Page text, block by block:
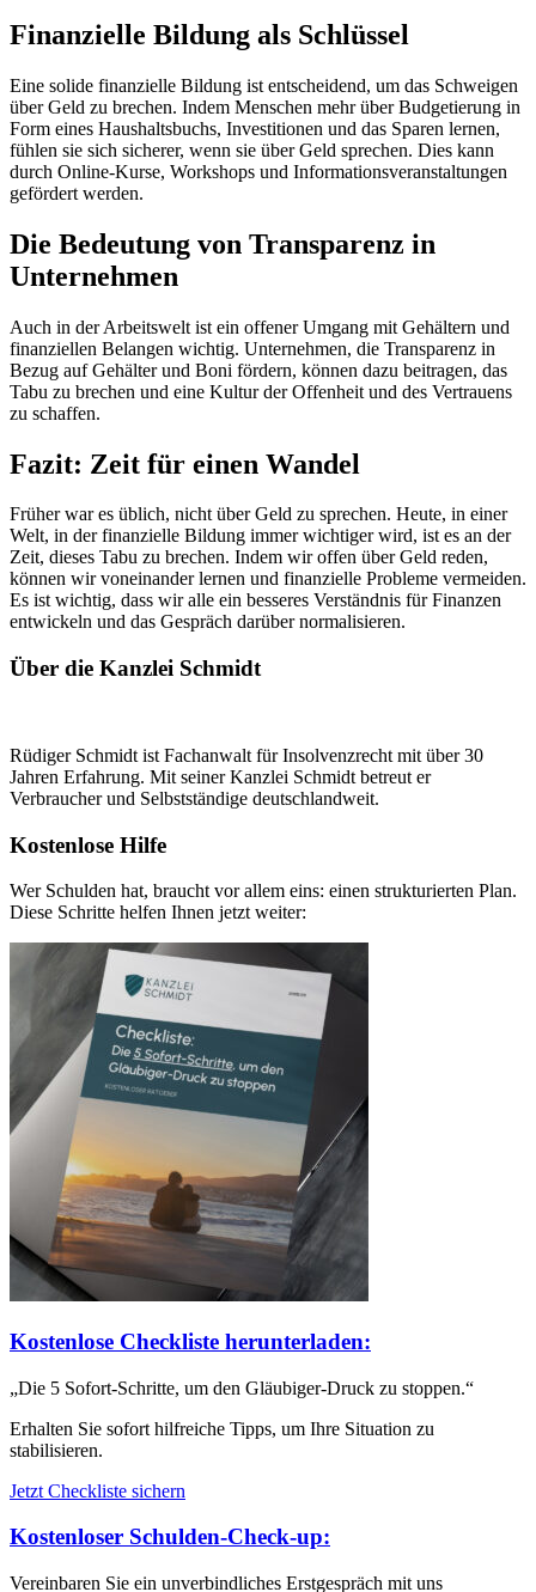
Finanzielle Bildung als Schlüssel
Eine solide finanzielle Bildung ist entscheidend, um das Schweigen
über Geld zu brechen. Indem Menschen mehr über Budgetierung in
Form eines Haushaltsbuchs, Investitionen und das Sparen lernen,
fühlen sie sich sicherer, wenn sie über Geld sprechen. Dies kann
durch Online-Kurse, Workshops und Informationsveranstaltungen
gefördert werden.
Die Bedeutung von Transparenz in
Unternehmen
Auch in der Arbeitswelt ist ein offener Umgang mit Gehältern und
finanziellen Belangen wichtig. Unternehmen, die Transparenz in
Bezug auf Gehälter und Boni fördern, können dazu beitragen, das
Tabu zu brechen und eine Kultur der Offenheit und des Vertrauens
zu schaffen.
Fazit: Zeit für einen Wandel
Früher war es üblich, nicht über Geld zu sprechen. Heute, in einer
Welt, in der finanzielle Bildung immer wichtiger wird, ist es an der
Zeit, dieses Tabu zu brechen. Indem wir offen über Geld reden,
können wir voneinander lernen und finanzielle Probleme vermeiden.
Es ist wichtig, dass wir alle ein besseres Verständnis für Finanzen
entwickeln und das Gespräch darüber normalisieren.
Über die Kanzlei Schmidt
Rüdiger Schmidt ist Fachanwalt für Insolvenzrecht mit über 30
Jahren Erfahrung. Mit seiner Kanzlei Schmidt betreut er
Verbraucher und Selbstständige deutschlandweit.
Kostenlose Hilfe
Wer Schulden hat, braucht vor allem eins: einen strukturierten Plan.
Diese Schritte helfen Ihnen jetzt weiter:
Kostenlose Checkliste herunterladen:
„Die 5 Sofort-Schritte, um den Gläubiger-Druck zu stoppen.“
Erhalten Sie sofort hilfreiche Tipps, um Ihre Situation zu
stabilisieren.
Jetzt Checkliste sichern
Kostenloser Schulden-Check-up:
Vereinbaren Sie ein unverbindliches Erstgespräch mit uns